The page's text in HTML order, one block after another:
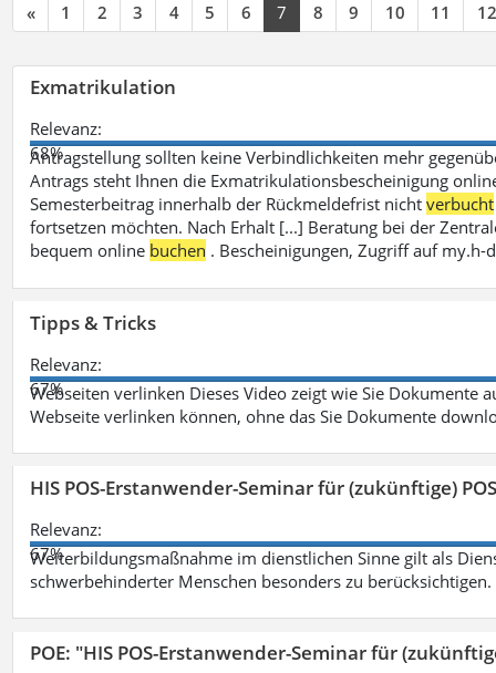
« 1 2 3 4 5 6 7 8 9 10 11 12
Exmatrikulation
Relevanz:
68%
Antragstellung sollten keine Verbindlichkeiten mehr
Antrags steht Ihnen die Exmatrikulationsbescheinigung
Semesterbeitrag innerhalb der Rückmeldefrist nichtverbucht
fortsetzen möchten. Nach Erhalt [...] Beratung bei der
bequem online buchen . Bescheinigungen, Zugriff auf
Tipps & Tricks
Relevanz:
67%
Webseiten verlinken Dieses Video zeigt wie Sie Dokumente
Webseite verlinken können, ohne das Sie Dokumente
HIS POS-Erstanwender-Seminar für (zukünftige)
Relevanz:
67%
Weiterbildungsmaßnahme im dienstlichen Sinne gilt als
schwerbehinderter Menschen besonders zu berücksichtigen.
POE: "HIS POS-Erstanwender-Seminar für